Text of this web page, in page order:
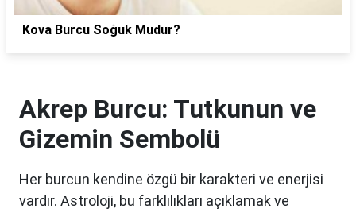
Kova Burcu Soğuk Mudur?
Akrep Burcu: Tutkunun ve
Gizemin Sembolü
Her burcun kendine özgü bir karakteri ve enerjisi
vardır. Astroloji, bu farklılıkları açıklamak ve